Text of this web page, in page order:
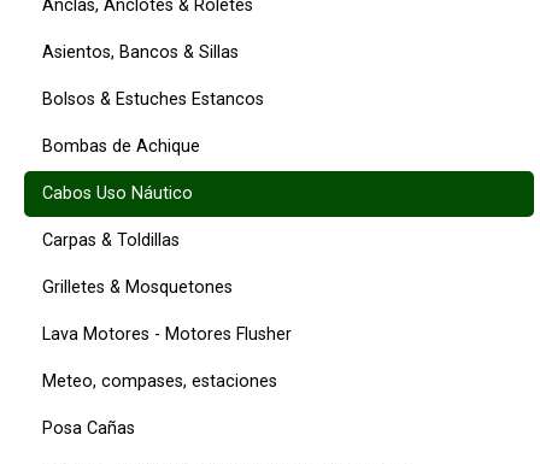
Anclas, Anclotes & Roletes
Asientos, Bancos & Sillas
Bolsos & Estuches Estancos
Bombas de Achique
Cabos Uso Náutico
Carpas & Toldillas
Grilletes & Mosquetones
Lava Motores - Motores Flusher
Meteo, compases, estaciones
Posa Cañas